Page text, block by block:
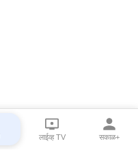
लाईव्ह TV सकाळ+